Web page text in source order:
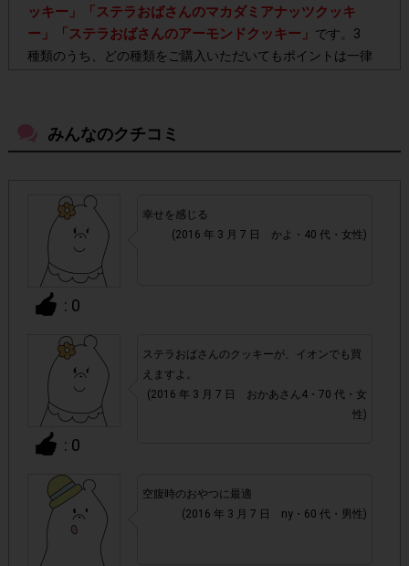
ッキー」「ステラおばさんのマカダミアナッツクッキ
ー」「ステラおばさんのアーモンドクッキー」 です。3
種類のうち、どの種類をご購入いただいてもポイントは一律
・「ステラおばさんの黄金色のアップルパイ」「ステラ
おばさんの厚焼きガレット」をご購入いただいても、 ポ
東京都、埼玉県、千葉県、神奈川県、茨城県、栃木
県、群馬県、新潟県、富山県、石川県、福井県、岐阜
県、長野県、山梨県、静岡県、愛知県、大阪府、京都
府、兵庫県、滋賀県、奈良県、和歌山県
対象となります。
推奨チェーン以外の店舗でもご購入いただけます。
・店舗によって取扱いのない場合があります。予めご了承く
ださい。
・参加(申し込み)を回答前にしていただければ、募集人数が
上限に達しても、掲載期間内のアンケート回答が可能です。
・他サイトのテンタメを含め、1つのアンケートにつき1人1
みんなのクチコミ
: 0
幸せを感じる
(2016 年 3 月 7 日 かよ・40 代・女性)
: 0
ステラおばさんのクッキーが、イオンでも買
えますよ。
(2016 年 3 月 7 日 おかあさん4・70 代・女
性)
空腹時のおやつに最適
(2016 年 3 月 7 日 ny・60 代・男性)